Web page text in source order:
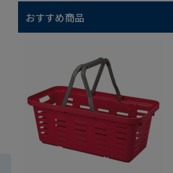
おすすめ商品